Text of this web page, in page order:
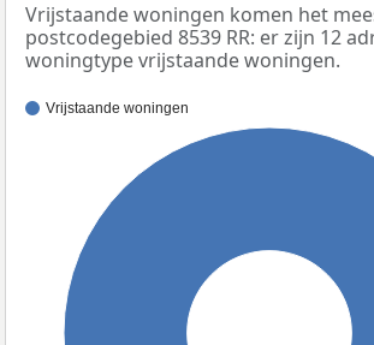
Vrijstaande woningen komen het
postcodegebied 8539 RR: er zijn 12
woningtype vrijstaande woningen.
Vrijstaande woningen